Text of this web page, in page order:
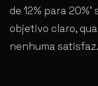
de 12% para
objetivo claro,
nenhuma satisfaz.